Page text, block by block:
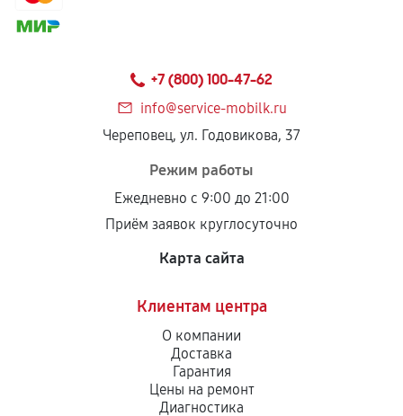
+7 (800) 100-47-62
info@service-mobilk.ru
Череповец, ул. Годовикова, 37
Режим работы
Ежедневно с 9:00 до 21:00
Приём заявок круглосуточно
Карта сайта
Клиентам центра
О компании
Доставка
Гарантия
Цены на ремонт
Диагностика